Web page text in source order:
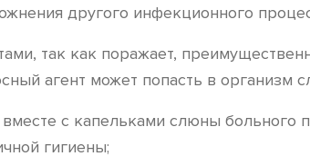
другого инфекционного
так как поражает,
агент может попасть в организм
с капельками слюны больного
гигиены;